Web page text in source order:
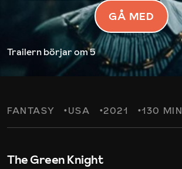
GÅ MED
Trailern börjarom 5
FANTASY USA 2021 130 MIN
The Green Knight